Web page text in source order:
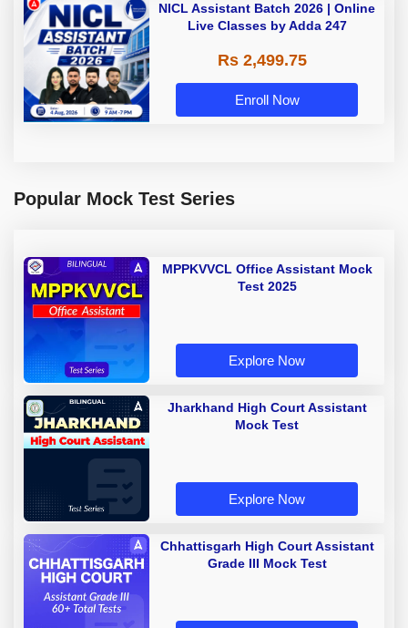
NICL Assistant Batch 2026 | Online
Live Classes by Adda 247
Rs 2,499.75
Enroll Now
Popular Mock Test Series
MPPKVVCL Office Assistant Mock
Test 2025
Explore Now
Jharkhand High Court Assistant
Mock Test
Explore Now
Chhattisgarh High Court Assistant
Grade III Mock Test